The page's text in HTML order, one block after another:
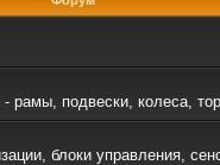
рамы, подвески, колеса,
блоки управления,